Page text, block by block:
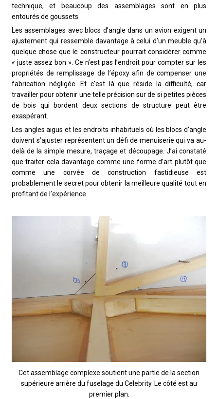
technique, et beaucoup des assemblages sont en plus
entourés de goussets.
Les assemblages avec blocs d’angle dans un avion exigent un
ajustement qui ressemble davantage à celui d’un meuble qu’à
quelque chose que le constructeur pourrait considérer comme
« juste assez bon ». Ce n’est pas l’endroit pour compter sur les
propriétés de remplissage de l’époxy afin de compenser une
fabrication négligée. Et c’est là que réside la difficulté, car
travailler pour obtenir une telle précision sur de si petites pièces
de bois qui bordent deux sections de structure peut être
exaspérant.
Les angles aigus et les endroits inhabituels où les blocs d’angle
doivent s’ajuster représentent un défi de menuiserie qui va au-
delà de la simple mesure, traçage et découpage. J’ai constaté
que traiter cela davantage comme une forme d’art plutôt que
comme une corvée de construction fastidieuse est
probablement le secret pour obtenir la meilleure qualité tout en
profitant de l’expérience.
Cet assemblage complexe soutient une partie de la section
supérieure arrière du fuselage du Celebrity. Le côté est au
premier plan.